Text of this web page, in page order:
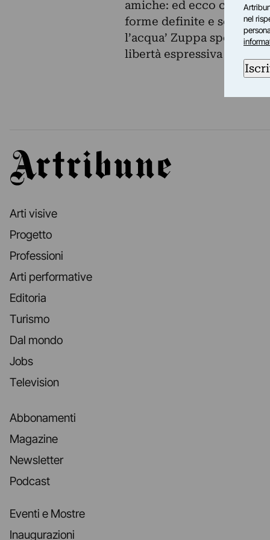
amiche: ed ecco che tra
forme definite e soavi;
l’acqua’ Zuppa
libertà espressiva per la
Artribune
Arti visive
Progetto
Professioni
Arti performative
Editoria
Turismo
Dal mondo
Jobs
Television
Abbonamenti
Magazine
Newsletter
Podcast
Eventi e Mostre
Inaugurazioni
nel